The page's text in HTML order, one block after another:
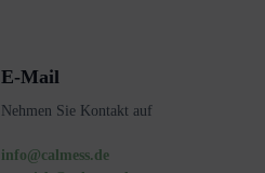
E-Mail
Nehmen Sie Kontakt auf
info@calmess.de